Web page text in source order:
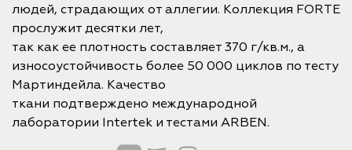
людей, страдающих от аллегии. Коллекция FORTE
прослужит десятки лет,
так как ее плотность составляет 370 г/кв.м., а
износоустойчивость более 50 000 циклов по тесту
Мартиндейла. Качество
ткани подтверждено международной
лаборатории Intertek и тестами ARBEN.